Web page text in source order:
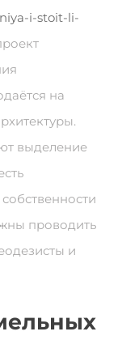
i-stoit-li-
на
выделение
проводить
и